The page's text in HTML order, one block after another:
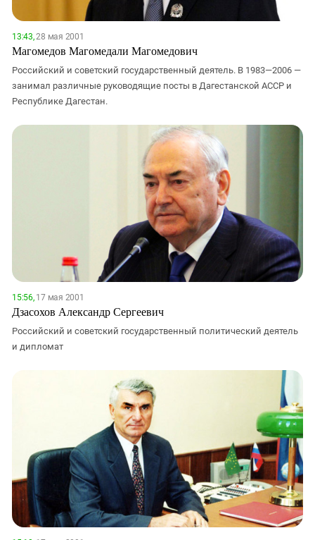
13:43,28 мая 2001
Магомедов Магомедали Магомедович
Российский и советский государственный деятель. В 1983—2006 —
занимал различные руководящие посты в Дагестанской АССР и
Республике Дагестан.
15:56,17 мая 2001
Дзасохов Александр Сергеевич
Российский и советский государственный политический деятель
и дипломат